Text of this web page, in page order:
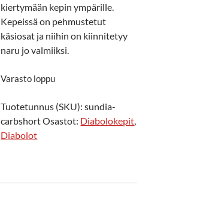
kiertymään kepin ympärille.
Kepeissä on pehmustetut
käsiosat ja niihin on kiinnitetyy
naru jo valmiiksi.
Varasto loppu
Tuotetunnus (SKU):sundia-
carbshortOsastot: Diabolokepit,
Diabolot